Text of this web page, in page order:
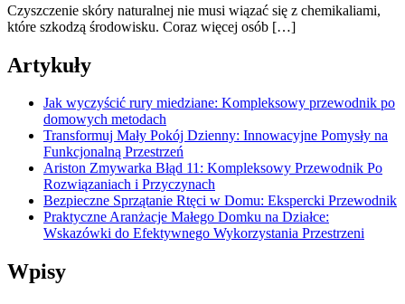
Czyszczenie skóry naturalnej nie musi wiązać się z chemikaliami,
które szkodzą środowisku. Coraz więcej osób […]
Artykuły
Jak wyczyścić rury miedziane: Kompleksowy przewodnik po
domowych metodach
Transformuj Mały Pokój Dzienny: Innowacyjne Pomysły na
Funkcjonalną Przestrzeń
Ariston Zmywarka Błąd 11: Kompleksowy Przewodnik Po
Rozwiązaniach i Przyczynach
Bezpieczne Sprzątanie Rtęci w Domu: Ekspercki Przewodnik
Praktyczne Aranżacje Małego Domku na Działce:
Wskazówki do Efektywnego Wykorzystania Przestrzeni
Wpisy